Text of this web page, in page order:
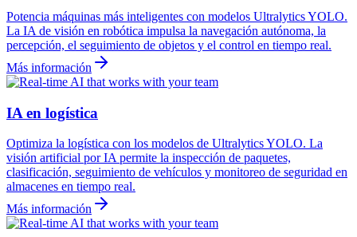
Potencia máquinas más inteligentes con modelos Ultralytics YOLO.
La IA de visión en robótica impulsa la navegación autónoma, la
percepción, el seguimiento de objetos y el control en tiempo real.
Más información
IA en logística
Optimiza la logística con los modelos de Ultralytics YOLO. La
visión artificial por IA permite la inspección de paquetes,
clasificación, seguimiento de vehículos y monitoreo de seguridad en
almacenes en tiempo real.
Más información